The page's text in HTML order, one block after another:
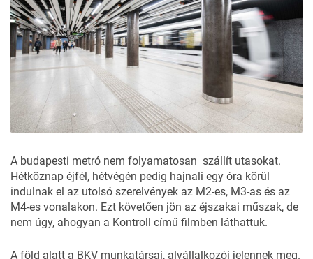
A budapesti metró nem folyamatosan szállít utasokat.
Hétköznap éjfél, hétvégén pedig hajnali egy óra körül
indulnak el az utolsó szerelvények az M2-es, M3-as és az
M4-es vonalakon. Ezt követően jön az éjszakai műszak, de
nem úgy, ahogyan a Kontroll című filmben láthattuk.
A föld alatt a BKV munkatársai, alvállalkozói jelennek meg.